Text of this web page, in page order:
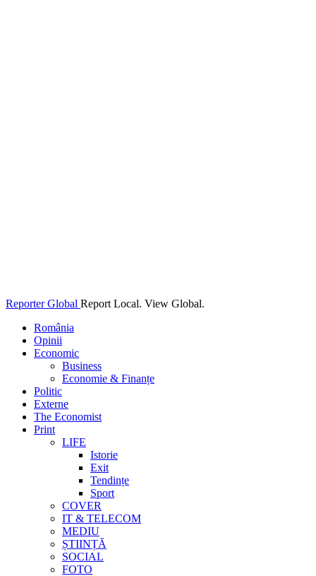
Reporter Global Report Local. View Global.
România
Opinii
Economic
Business
Economie & Finanțe
Politic
Externe
The Economist
Print
LIFE
Istorie
Exit
Tendințe
Sport
COVER
IT & TELECOM
MEDIU
ȘTIINȚĂ
SOCIAL
FOTO